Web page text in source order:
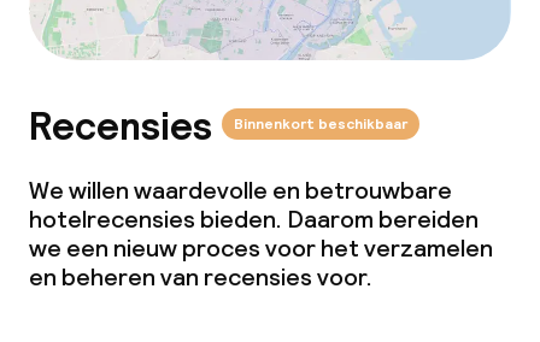
Recensies Binnenkort beschikbaar
We willen waardevolle en betrouwbare
hotelrecensies bieden. Daarom bereiden
we een nieuw proces voor het verzamelen
en beheren van recensies voor.